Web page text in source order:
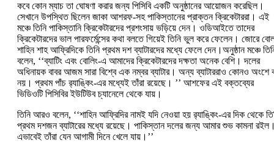
কবে কোন ম্যাচ তা ঘোষণা করার জন্য পিসিবি একটি অনুষ্ঠানের আয়োজন করেছিল।
সেখানে উপস্থিত ছিলেন জাকা আশরফ-সহ পাকিস্তানের প্রাক্তন ক্রিকেটাররা। এই
মঞ্চে তিনি পাকিস্তানি ক্রিকেটারদের প্রশংসায় ভড়িয়ে দেন। ওডিআইতে তাদের
ক্রিকেটারদের ভাল পারফর্মেন্সের কথা বলতে গিয়েই তিনি ভুল করে ফেলেন। জোরে
শাহিন শাহ আফ্রিদিকে তিনি প্রথম দশ ব্যাটারদের মধ্যে ফেলে দেন।অনুষ্ঠান মঞ্চে
বলেন, ‘‘ব্যাটিং এবং বোলিং-এ আমাদের ক্রিকেটারদের দক্ষতা অনেক বেশি। দলের
অধিনায়ক বাবর আজম সারা বিশ্বে এক নম্বর ব্যাটার। অন্য ব্যাটাররাও কোনও অংশে
নয়। প্রথম পাঁচ র‍্যাঙ্কিং-এর মধ্যেই তাঁরা রয়েছে। ’’ আশফের এই বক্তব্যের
ভিডিওটি পিসিবির ইউটিউব চ্যানেলে থেকে যায়।
তিনি আরও বলেন, ‘‘শাহিন আফ্রিদির নামই যদি নেওয়া হয় র‍্যাঙ্কিং-এর দিক থেকে
প্রথম দশজন ব্যাটারের মধ্যে রয়েছে। পাকিস্তান দলের জন্য আমার শুভ কামনা
এভাবেই তাঁরা যেন আগামী দিনে খেলে যায়।’’